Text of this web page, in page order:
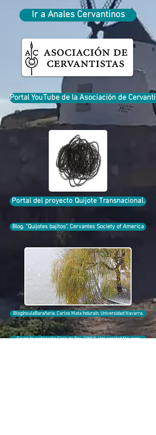
Ir a Anales Cervantinos
Portal YouTube de la Asociación de
Portal del proyecto Quijote Transnacional.
Blog. "Quijotes bajitos". Cervantes Society of America
BlogÍnsulaBarañaria. Carlos Mata Induraín. Universidad Navarra.
Grupo Investigación Siglo de Oro. GRISO. Universidad Navarra